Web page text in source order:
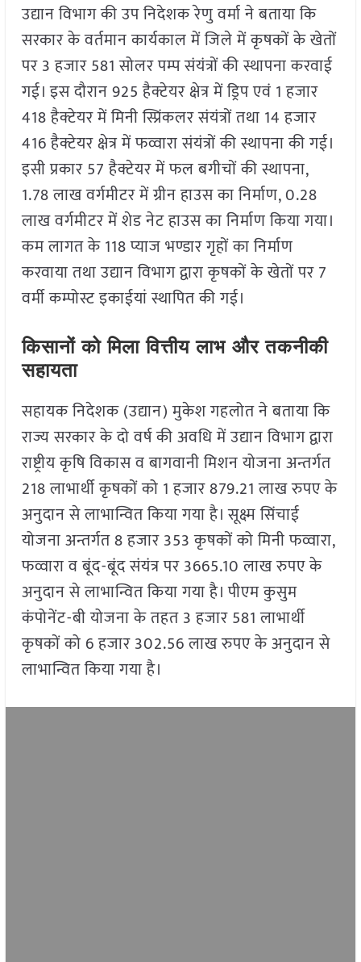
उद्यान विभाग की उप निदेशक रेणु वर्मा ने बताया कि
सरकार के वर्तमान कार्यकाल में जिले में कृषकों के खेतों
पर 3 हजार 581 सोलर पम्प संयंत्रों की स्थापना करवाई
गई। इस दौरान 925 हैक्टेयर क्षेत्र में ड्रिप एवं 1 हजार
418 हैक्टेयर में मिनी स्प्रिंकलर संयंत्रों तथा 14 हजार
416 हैक्टेयर क्षेत्र में फव्वारा संयंत्रों की स्थापना की गई।
इसी प्रकार 57 हैक्टेयर में फल बगीचों की स्थापना,
1.78 लाख वर्गमीटर में ग्रीन हाउस का निर्माण, 0.28
लाख वर्गमीटर में शेड नेट हाउस का निर्माण किया गया।
कम लागत के 118 प्याज भण्डार गृहों का निर्माण
करवाया तथा उद्यान विभाग द्वारा कृषकों के खेतों पर 7
वर्मी कम्पोस्ट इकाईयां स्थापित की गई।
किसानों को मिला वित्तीय लाभ और तकनीकी
सहायता
सहायक निदेशक (उद्यान) मुकेश गहलोत ने बताया कि
राज्य सरकार के दो वर्ष की अवधि में उद्यान विभाग द्वारा
राष्ट्रीय कृषि विकास व बागवानी मिशन योजना अन्तर्गत
218 लाभार्थी कृषकों को 1 हजार 879.21 लाख रुपए के
अनुदान से लाभान्वित किया गया है। सूक्ष्म सिंचाई
योजना अन्तर्गत 8 हजार 353 कृषकों को मिनी फव्वारा,
फव्वारा व बूंद-बूंद संयंत्र पर 3665.10 लाख रुपए के
अनुदान से लाभान्वित किया गया है। पीएम कुसुम
कंपोनेंट-बी योजना के तहत 3 हजार 581 लाभार्थी
कृषकों को 6 हजार 302.56 लाख रुपए के अनुदान से
लाभान्वित किया गया है।